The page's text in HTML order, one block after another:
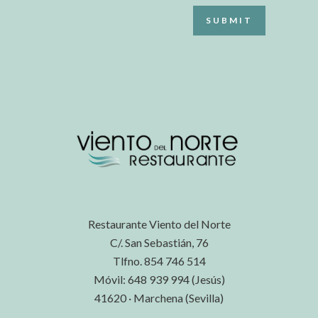
Restaurante Viento del Norte
C/. San Sebastián, 76
Tlfno. 854 746 514
Móvil: 648 939 994 (Jesús)
41620 · Marchena (Sevilla)